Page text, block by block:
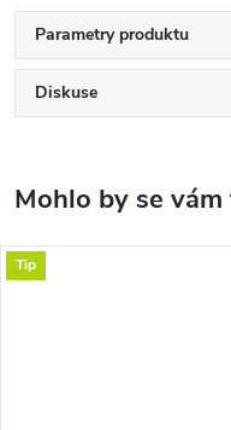
Parametry produktu
Diskuse
Tip